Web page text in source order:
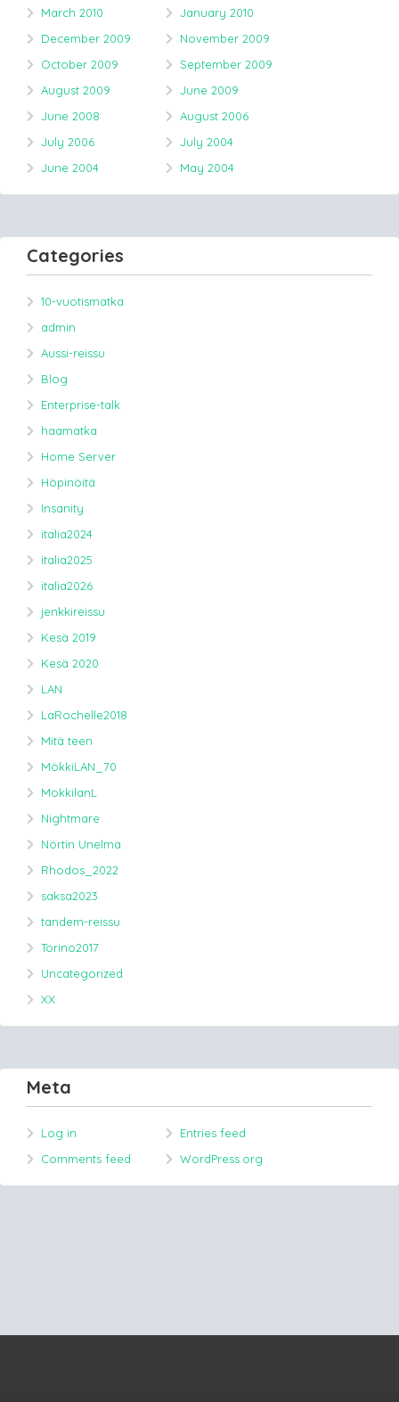
March 2010
January 2010
December 2009
November 2009
October 2009
September 2009
August 2009
June 2009
June 2008
August 2006
July 2006
July 2004
June 2004
May 2004
Categories
10-vuotismatka
admin
Aussi-reissu
Blog
Enterprise-talk
haamatka
Home Server
Höpinöitä
Insanity
italia2024
italia2025
italia2026
jenkkireissu
Kesä 2019
Kesä 2020
LAN
LaRochelle2018
Mitä teen
MökkiLAN_70
MokkilanL
Nightmare
Nörtin Unelma
Rhodos_2022
saksa2023
tandem-reissu
Torino2017
Uncategorized
XX
Meta
Log in
Entries feed
Comments feed
WordPress.org